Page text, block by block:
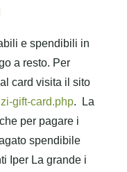
e spendibili in
a resto. Per
card visita il sito
gift-card.php.
La
per pagare i
spendibile
Iper La grande i